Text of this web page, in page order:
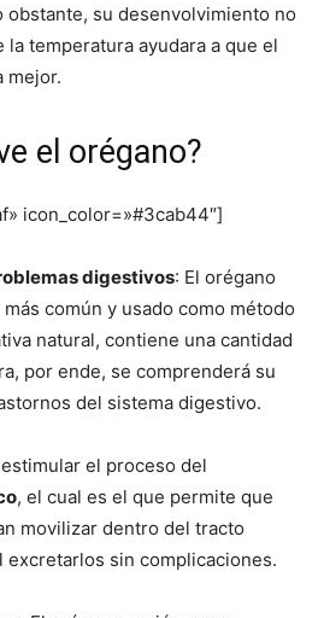
obstante, su desenvolvimiento no
la temperatura ayudara a que el
mejor.
el orégano?
icon_color=»#3cab44″]
digestivos: El orégano
común y usado como método
natural, contiene una cantidad
por ende, se comprenderá su
del sistema digestivo.
el proceso del
, el cual es el que permite que
movilizar dentro del tracto
excretarlos sin complicaciones.